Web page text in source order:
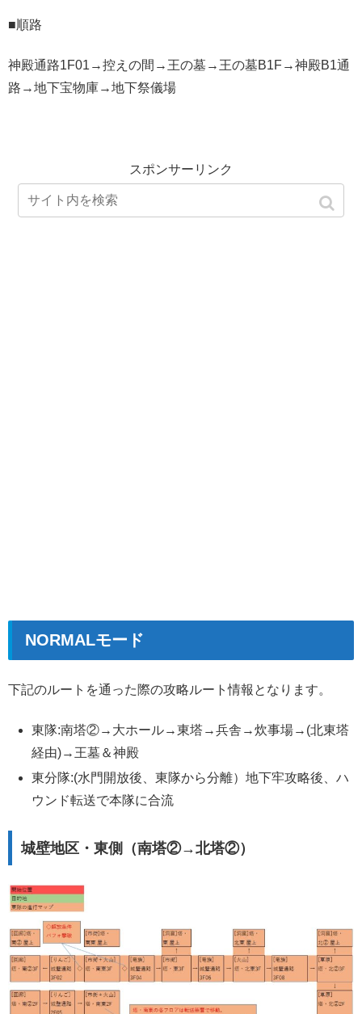
■順路
神殿通路1F01→控えの間→王の墓→王の墓B1F→神殿B1通
路→地下宝物庫→地下祭儀場
スポンサーリンク
NORMALモード
下記のルートを通った際の攻略ルート情報となります。
東隊:南塔②→大ホール→東塔→兵舎→炊事場→(北東塔
経由)→王墓＆神殿
東分隊:(水門開放後、東隊から分離）地下牢攻略後、ハ
ウンド転送で本隊に合流
城壁地区・東側（南塔②→北塔②）